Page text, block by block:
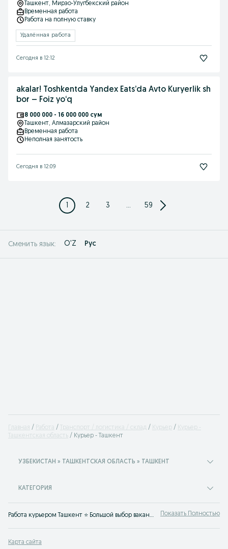
Ташкент, Мирзо-Улугбекский район
Временная работа
Работа на полную ставку
Удалённая работа
Сегодня в 12:12
akalar! Toshkentda Yandex Eats’da Avto Kuryerlik sh
bor – Foiz yo‘q
8 000 000 - 16 000 000 сум
Ташкент, Алмазарский район
Временная работа
Неполная занятость
Сегодня в 12:09
1 2 3 ... 59
Сменить язык: O'Z Рус
Главная Работа Транспорт / логистика / склад Курьер
Курьер -
Ташкентская область
Курьер - Ташкент
УЗБЕКИСТАН » ТАШКЕНТСКАЯ ОБЛАСТЬ » ТАШКЕНТ
КАТЕГОРИЯ
Работа курьером Ташкент ⭐ Большой выбор вакансий курьера ✔️ подработка ✔️на личном авто ✔️ в службе доставки ⮞⮞ OLX.uz Ташкент Показать Полностью
Карта сайта